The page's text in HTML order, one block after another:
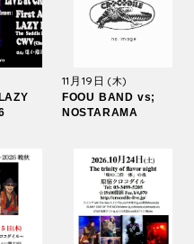
11月19日 (木)
FOOU BAND vs;
NOSTARAMA